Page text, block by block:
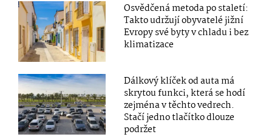
Osvědčená metoda po staletí:
Takto udržují obyvatelé jižní
Evropy své byty v chladu i bez
klimatizace
Dálkový klíček od auta má
skrytou funkci, která se hodí
zejména v těchto vedrech.
Stačí jedno tlačítko dlouze
podržet